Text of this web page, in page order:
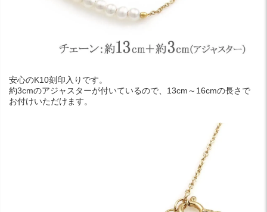
安心のK10刻印入りです。
約3cmのアジャスターが付いているので、13cm～16cmの長さで
お付けいただけます。